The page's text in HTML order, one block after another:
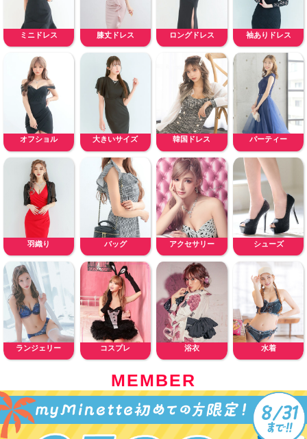
ミニドレス 膝丈ドレス ロングドレス 袖ありドレス
オフショル 大きいサイズ 韓国ドレス パーティー
羽織り バッグ アクセサリー シューズ
ランジェリー コスプレ 浴衣 水着
MEMBER